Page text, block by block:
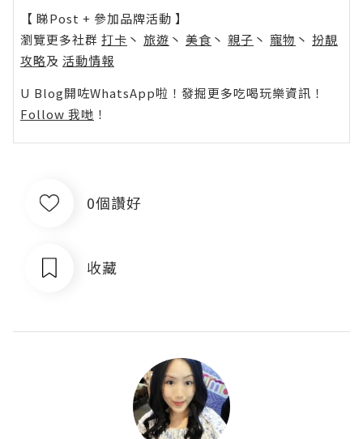
【 睇Post + 參加品牌活動 】
瀏覽更多社群 打卡 丶 旅遊 丶 美食 丶 親子 丶 寵物 丶 扮靚
攻略及 活動情報
U Blog開咗WhatsApp啦！發掘更多吃喝玩樂資訊！
Follow 我哋 ！
0個讚好
收藏